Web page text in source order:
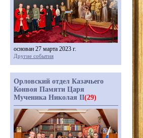
основан 27 марта 2023 г.
Другие события
Орловский отдел Казачьего
Конвоя Памяти Царя
Мученика Николая II(29)